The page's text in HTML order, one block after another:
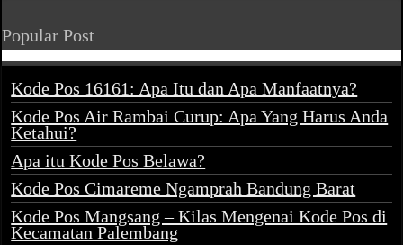
Popular Post
Kode Pos 16161: Apa Itu dan Apa Manfaatnya?
Kode Pos Air Rambai Curup: Apa Yang Harus Anda
Ketahui?
Apa itu Kode Pos Belawa?
Kode Pos Cimareme Ngamprah Bandung Barat
Kode Pos Mangsang – Kilas Mengenai Kode Pos di
Kecamatan Palembang